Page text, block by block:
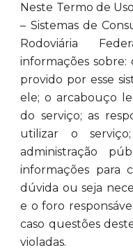
Neste Termo de
– Sistemas de
Rodoviária
informações
provido por esse
ele; o arcabouço
do serviço; as
utilizar o
administração
informações para
dúvida ou seja
e o foro
caso questões
violadas.